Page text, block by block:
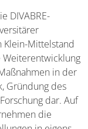
DIVABRE-
Klein-Mittelstand
Weiterentwicklung
in der
Gründung des
dar. Auf
die